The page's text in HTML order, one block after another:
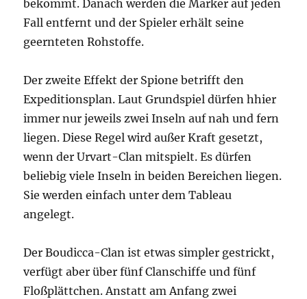
bekommt. Danach werden die Marker auf jeden
Fall entfernt und der Spieler erhält seine
geernteten Rohstoffe.
Der zweite Effekt der Spione betrifft den
Expeditionsplan. Laut Grundspiel dürfen hhier
immer nur jeweils zwei Inseln auf nah und fern
liegen. Diese Regel wird außer Kraft gesetzt,
wenn der Urvart-Clan mitspielt. Es dürfen
beliebig viele Inseln in beiden Bereichen liegen.
Sie werden einfach unter dem Tableau
angelegt.
Der Boudicca-Clan ist etwas simpler gestrickt,
verfügt aber über fünf Clanschiffe und fünf
Floßplättchen. Anstatt am Anfang zwei